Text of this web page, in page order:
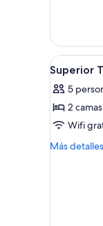
Queen
Studio
–
upto
2
Abrir
todas
las
fotos
de
Superior
2
Superior
5
2
Wifi
Más detalles
Más